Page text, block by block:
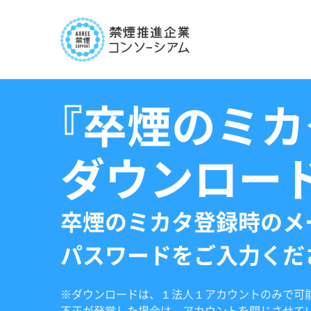
『卒煙のミカ
ダウンロー
卒煙のミカタ登録時のメ
パスワードをご入力くだ
※ダウンロードは、１法人１アカウントのみで可